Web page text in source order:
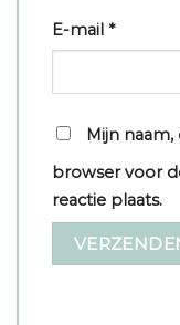
E-mail *
Mijn
browser voor
reactie plaats.